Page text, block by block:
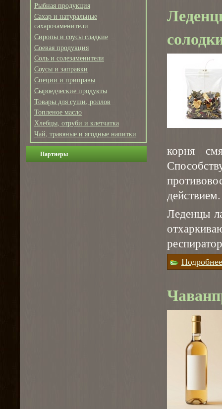
Рыбная продукция
Сахар и натуральные
сахарозаменители
Сиропы и соусы сладкие
Соевая продукция
Соль и солезаменители
Соусы и заправки
Специи и приправы
Сыроедческие продукты
Товары для суши, роллов
Топленое масло
Хлебцы, отруби и клетчатка
Чай, травяные и ягодные напитки
Партнеры
корня
действием.
Леденцы
Подробнее